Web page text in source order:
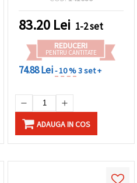
pentru bijuterii, brățări și
coliere
83.20 Lei 1-2 set
REDUCERI
PENTRU CANTITATE
74.88 Lei- 10 %3 set +
ADAUGA IN COS